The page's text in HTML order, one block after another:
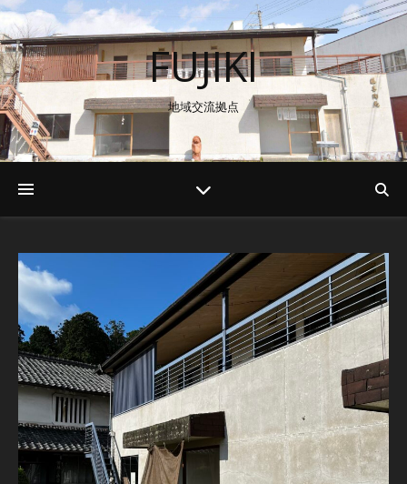
FUJIKI
地域交流拠点